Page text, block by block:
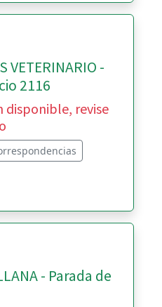
VETERINARIO -
2116
disponible, revise
- Parada de